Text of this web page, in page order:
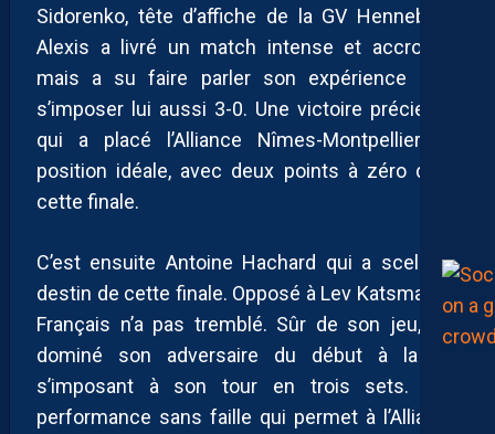
Sidorenko, tête d’affiche de la GV Hennebont,
Alexis a livré un match intense et accroché,
mais a su faire parler son expérience pour
s’imposer lui aussi 3-0. Une victoire précieuse
qui a placé l’Alliance Nîmes-Montpellier en
position idéale, avec deux points à zéro dans
cette finale.
C’est ensuite Antoine Hachard qui a scellé le
destin de cette finale. Opposé à Lev Katsman, le
Français n’a pas tremblé. Sûr de son jeu, il a
dominé son adversaire du début à la fin,
s’imposant à son tour en trois sets. Une
performance sans faille qui permet à l’Alliance